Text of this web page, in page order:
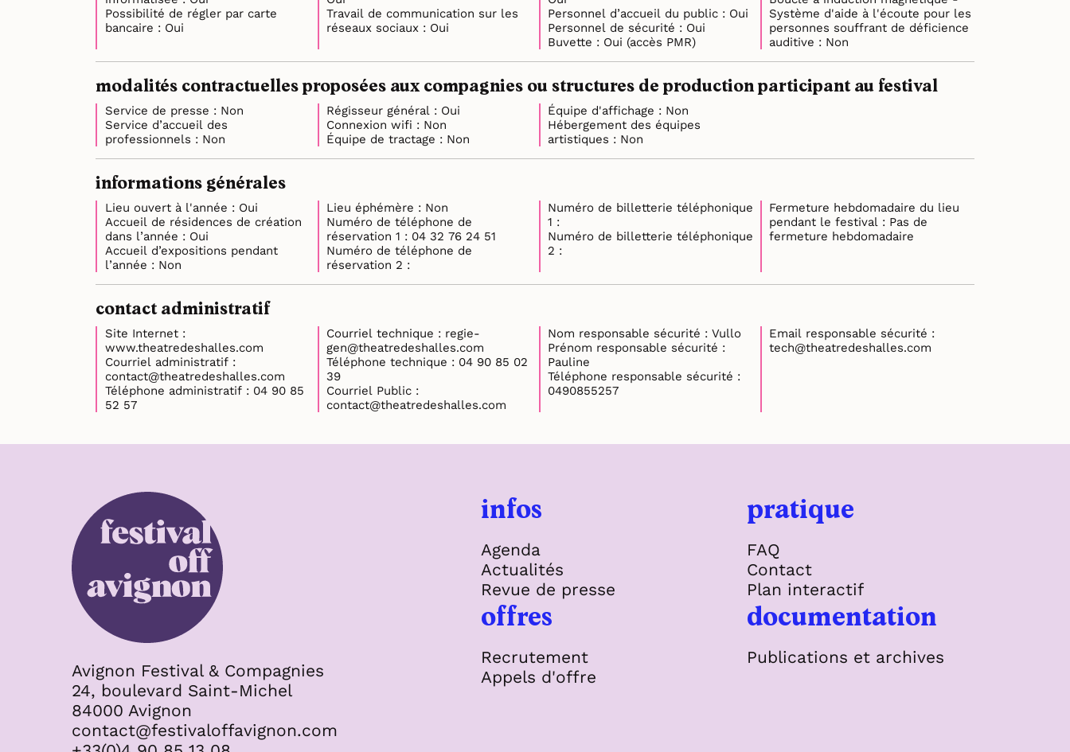
Possibilité de régler par carte
bancaire : Oui
Travail de communication sur les
réseaux sociaux : Oui
Personnel d’accueil du public : Oui
Personnel de sécurité : Oui
Buvette : Oui (accès PMR)
Système d'aide à l'écoute pour les
personnes souffrant de déficience
auditive : Non
modalités contractuelles proposées aux compagnies ou structures de production participant au festival
Service de presse : Non
Service d’accueil des
professionnels : Non
Régisseur général : Oui
Connexion wifi : Non
Équipe de tractage : Non
Équipe d'affichage : Non
Hébergement des équipes
artistiques : Non
informations générales
Lieu ouvert à l'année : Oui
Accueil de résidences de création
dans l’année : Oui
Accueil d’expositions pendant
l’année : Non
Lieu éphémère : Non
Numéro de téléphone de
réservation 1 : 04 32 76 24 51
Numéro de téléphone de
réservation 2 :
Numéro de billetterie téléphonique
1 :
Numéro de billetterie téléphonique
2 :
Fermeture hebdomadaire du lieu
pendant le festival : Pas de
fermeture hebdomadaire
contact administratif
Site Internet :
www.theatredeshalles.com
Courriel administratif :
contact@theatredeshalles.com
Téléphone administratif : 04 90 85
52 57
Courriel technique : regie-
gen@theatredeshalles.com
Téléphone technique : 04 90 85 02
39
Courriel Public :
contact@theatredeshalles.com
Nom responsable sécurité : Vullo
Prénom responsable sécurité :
Pauline
Téléphone responsable sécurité :
0490855257
Email responsable sécurité :
tech@theatredeshalles.com
Avignon Festival & Compagnies
24, boulevard Saint-Michel
84000 Avignon
contact@festivaloffavignon.com
infos
Agenda
Actualités
Revue de presse
pratique
FAQ
Contact
Plan interactif
offres
Recrutement
Appels d'offre
documentation
Publications et archives